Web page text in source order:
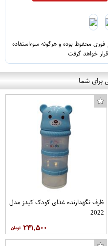
فوری محفوظ بوده و هرگونه سوءاستفاده
خواهد گرفت
برای شما
ظرف نگهدارنده غذای کودک کیدز مدل
2022
۲۴۱,۵۰۰